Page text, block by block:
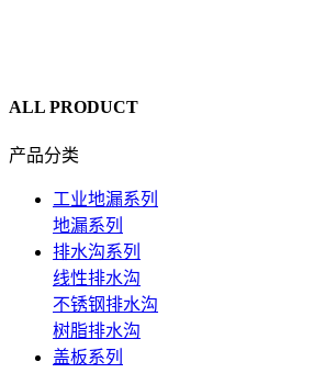
ALL PRODUCT
产品分类
工业地漏系列
地漏系列
排水沟系列
线性排水沟
不锈钢排水沟
树脂排水沟
盖板系列